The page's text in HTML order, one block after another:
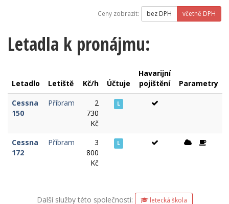
Ceny zobrazit: bez DPH včetně DPH
Letadla k pronájmu:
Letadlo Letiště Kč/h Účtuje
Havarijní
pojištění
Parametry
Cessna
150
Příbram
2
730
Kč
L
Cessna
172
Příbram
3
800
Kč
L
Další služby této společnosti: letecká škola